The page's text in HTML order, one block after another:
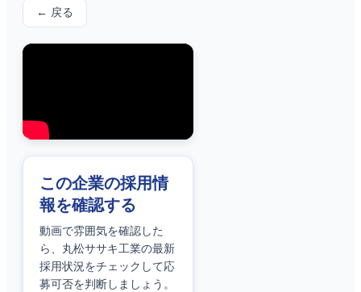
← 戻る
この企業の採用情
報を確認する
動画で雰囲気を確認した
ら、 丸松ササキ工業の最新
採用状況をチェックして応
募可否を判断しましょう。